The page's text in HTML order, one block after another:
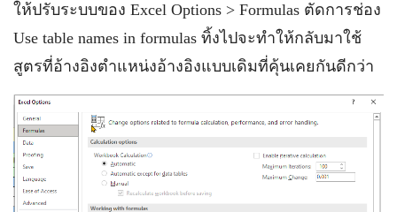
ให้ปรับระบบของ Excel Options > Formulas ตัดการช่อง
Use table names in formulas ทิ้งไปจะทำให้กลับมาใช้
สูตรที่อ้างอิงตำแหน่งอ้างอิงแบบเดิมที่คุ้นเคยกันดีกว่า